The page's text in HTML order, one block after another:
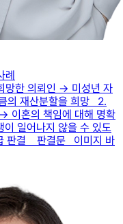
례
망한 의뢰인 → 미성년 자
의 재산분할을 희망 2.
이혼의 책임에 대해 명확
일어나지 않을 수 있도
판결 판결문 이미지 바